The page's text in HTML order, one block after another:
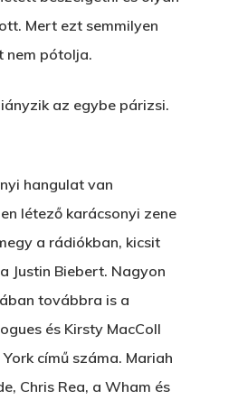
Mert ezt semmilyen
nem pótolja.
az egybe párizsi.
hangulat van
létező karácsonyi zene
a rádiókban, kicsit
Justin Biebert. Nagyon
továbbra is a
és Kirsty MacColl
című száma. Mariah
Chris Rea, a Wham és